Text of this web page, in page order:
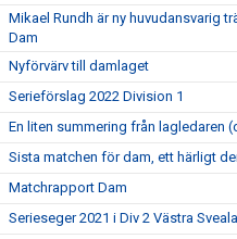
Mikael Rundh är ny huvudansvarig
Dam
Nyförvärv till damlaget
Serieförslag 2022 Division 1
En liten summering från lagledaren
Sista matchen för dam, ett härligt
Matchrapport Dam
Serieseger 2021 i Div 2 Västra